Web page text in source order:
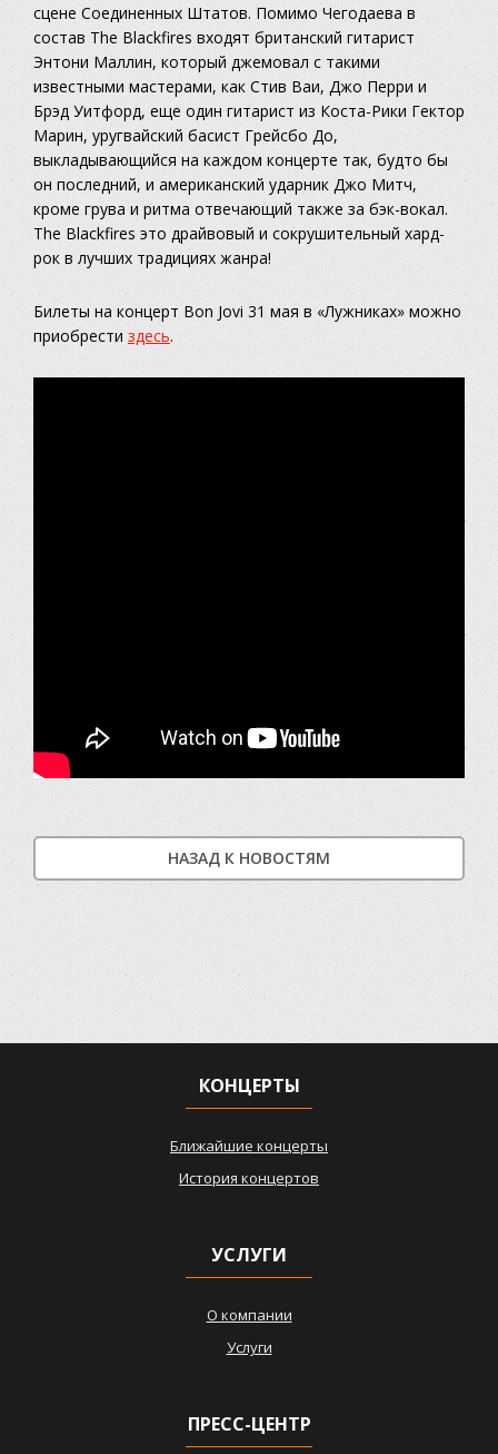
сцене Соединенных Штатов. Помимо Чегодаева в
состав The Blackfires входят британский гитарист
Энтони Маллин, который джемовал с такими
известными мастерами, как Стив Ваи, Джо Перри и
Брэд Уитфорд, еще один гитарист из Коста-Рики Гектор
Марин, уругвайский басист Грейсбо До,
выкладывающийся на каждом концерте так, будто бы
он последний, и американский ударник Джо Митч,
кроме грува и ритма отвечающий также за бэк-вокал.
The Blackfires это драйвовый и сокрушительный хард-
рок в лучших традициях жанра!
Билеты на концерт Bon Jovi 31 мая в «Лужниках» можно
приобрести здесь.
НАЗАД К НОВОСТЯМ
КОНЦЕРТЫ
Ближайшие концерты
История концертов
УСЛУГИ
О компании
Услуги
ПРЕСС-ЦЕНТР